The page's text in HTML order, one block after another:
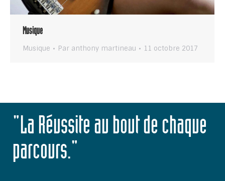
Musique
Musique Par anthony martineau 11 octobre 2017
"La Réussite au bout de chaque
parcours."